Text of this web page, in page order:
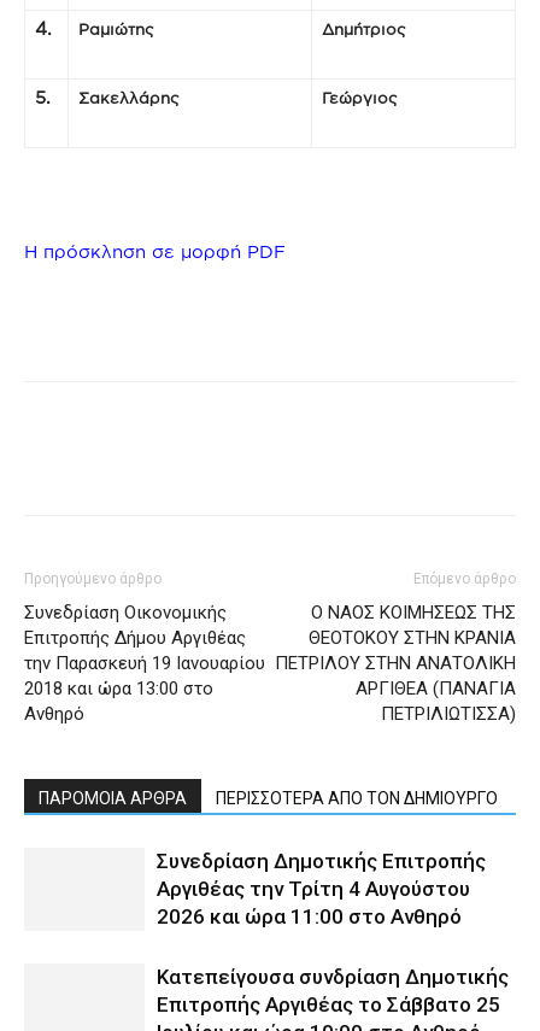
4. Ραμιώτης Δημήτριος
5. Σακελλάρης Γεώργιος
Η πρόσκληση σε μορφή PDF
Προηγούμενο άρθρο
Συνεδρίαση Οικονομικής
Επιτροπής Δήμου Αργιθέας
την Παρασκευή 19 Ιανουαρίου
2018 και ώρα 13:00 στο
Ανθηρό
Επόμενο άρθρο
Ο ΝΑΟΣ ΚΟΙΜΗΣΕΩΣ ΤΗΣ
ΘΕΟΤΟΚΟΥ ΣΤΗΝ ΚΡΑΝΙΑ
ΠΕΤΡΙΛΟΥ ΣΤΗΝ ΑΝΑΤΟΛΙΚΗ
ΑΡΓΙΘΕΑ (ΠΑΝΑΓΙΑ
ΠΕΤΡΙΛΙΩΤΙΣΣΑ)
ΠΑΡΟΜΟΙΑ ΑΡΘΡΑ ΠΕΡΙΣΣΟΤΕΡΑ ΑΠΟ ΤΟΝ ΔΗΜΙΟΥΡΓΟ
Συνεδρίαση Δημοτικής Επιτροπής
Αργιθέας την Τρίτη 4 Αυγούστου
2026 και ώρα 11:00 στο Ανθηρό
Κατεπείγουσα συνδρίαση Δημοτικής
Επιτροπής Αργιθέας το Σάββατο 25